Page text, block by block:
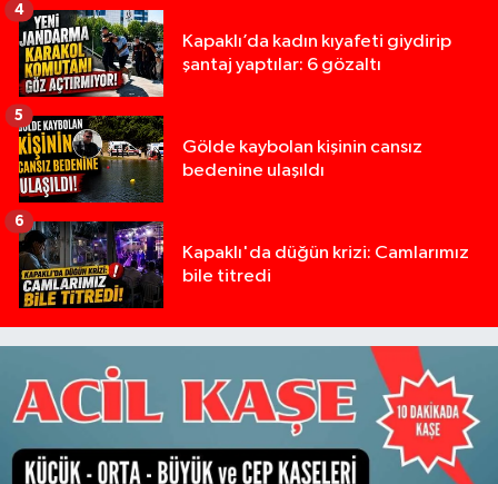
Kapaklı’da kadın kıyafeti giydirip
şantaj yaptılar: 6 gözaltı
4
Gölde kaybolan kişinin cansız
bedenine ulaşıldı
5
Kapaklı'da düğün krizi: Camlarımız
bile titredi
6